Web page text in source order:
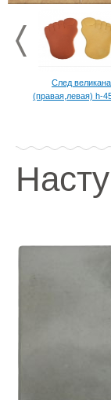
След великана
(правая,левая) h-